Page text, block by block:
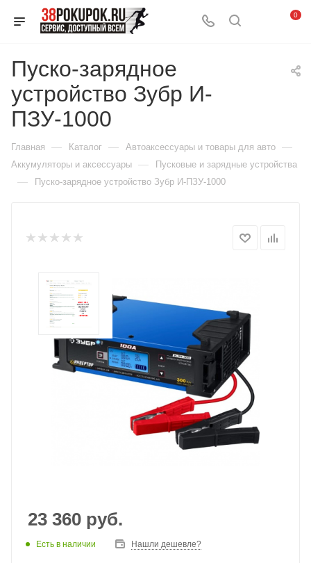
0
Пуско-зарядное
устройство Зубр И-
ПЗУ-1000
Главная — Каталог — Автоаксессуары и товары для авто —
Аккумуляторы и аксессуары — Пусковые и зарядные устройства
— Пуско-зарядное устройство Зубр И-ПЗУ-1000
23 360 руб.
Есть в наличии Нашли дешевле?